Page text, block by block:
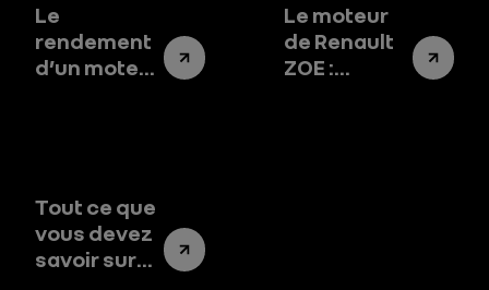
Le
rendement
d’un moteur
Le moteur
de Renault
ZOE :
Tout ce que
vous devez
savoir sur